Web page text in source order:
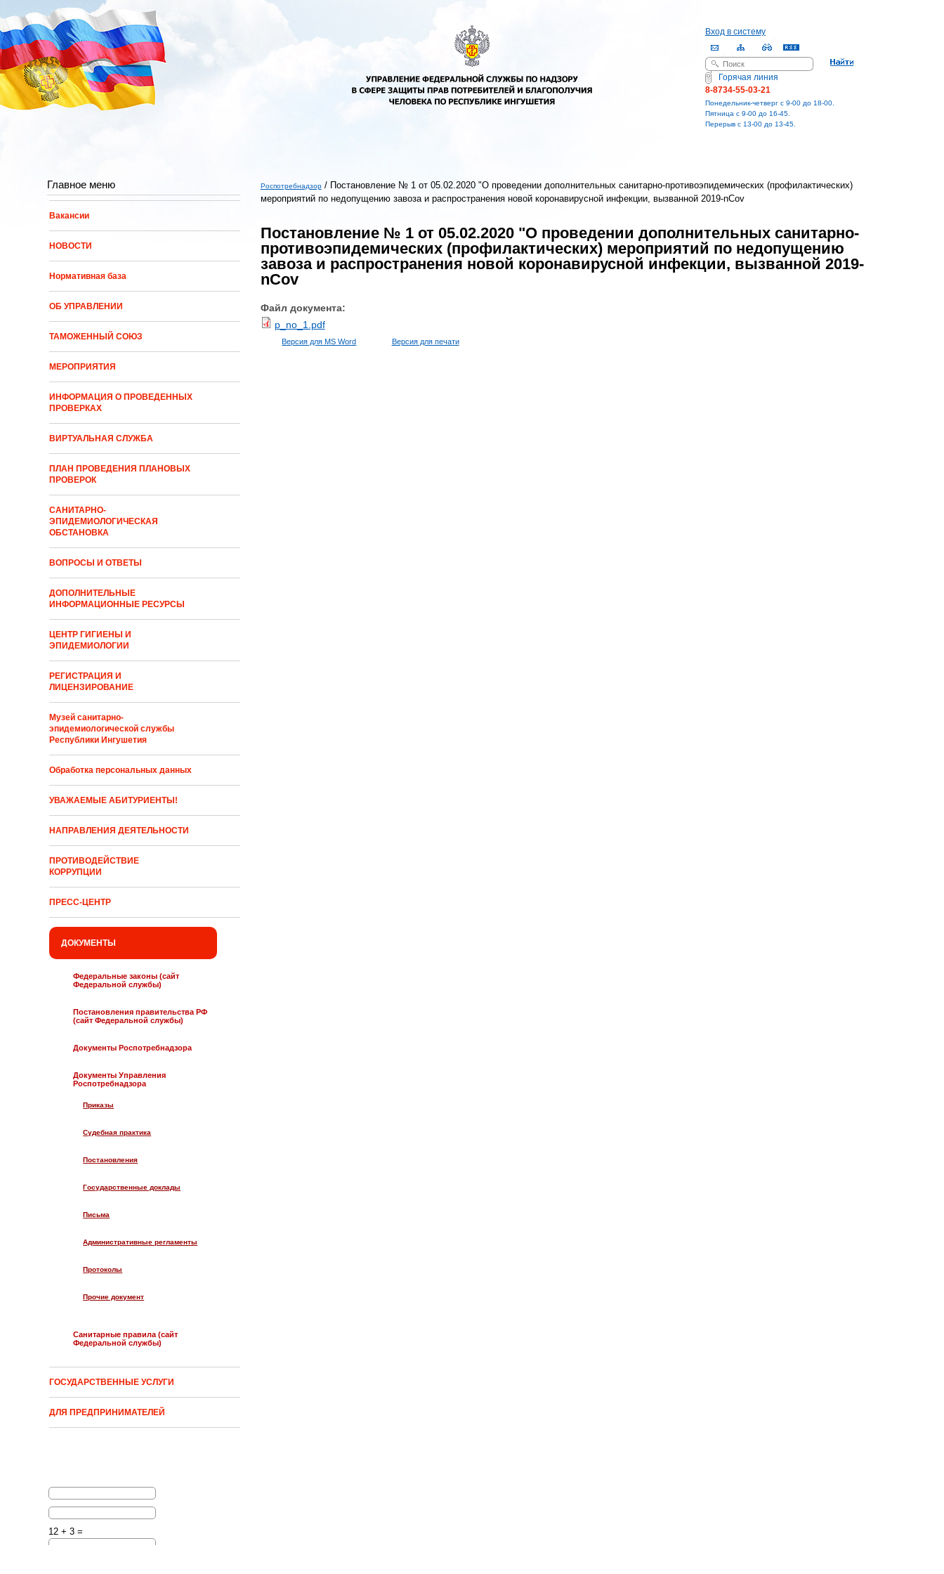
Перейти к основному содержанию
Вход в систему
Форма поиска
Поиск
Горячая линия
8-8734-55-03-21
Понедельник-четверг с 9-00 до 18-00.
Пятница с 9-00 до 16-45.
Перерыв с 13-00 до 13-45.
Главное меню
Вакансии
НОВОСТИ
Нормативная база
ОБ УПРАВЛЕНИИ
ТАМОЖЕННЫЙ СОЮЗ
МЕРОПРИЯТИЯ
ИНФОРМАЦИЯ О ПРОВЕДЕННЫХ
ПРОВЕРКАХ
ВИРТУАЛЬНАЯ СЛУЖБА
ПЛАН ПРОВЕДЕНИЯ ПЛАНОВЫХ
ПРОВЕРОК
САНИТАРНО-
ЭПИДЕМИОЛОГИЧЕСКАЯ
ОБСТАНОВКА
ВОПРОСЫ И ОТВЕТЫ
ДОПОЛНИТЕЛЬНЫЕ
ИНФОРМАЦИОННЫЕ РЕСУРСЫ
ЦЕНТР ГИГИЕНЫ И
ЭПИДЕМИОЛОГИИ
РЕГИСТРАЦИЯ И
ЛИЦЕНЗИРОВАНИЕ
Музей санитарно-
эпидемиологической службы
Республики Ингушетия
Обработка персональных данных
УВАЖАЕМЫЕ АБИТУРИЕНТЫ!
НАПРАВЛЕНИЯ ДЕЯТЕЛЬНОСТИ
ПРОТИВОДЕЙСТВИЕ
КОРРУПЦИИ
ПРЕСС-ЦЕНТР
ДОКУМЕНТЫ
Федеральные законы (сайт
Федеральной службы)
Постановления правительства РФ
(сайт Федеральной службы)
Документы Роспотребнадзора
Документы Управления
Роспотребнадзора
Приказы
Судебная практика
Постановления
Государственные доклады
Письма
Административные регламенты
Протоколы
Прочие документ
Санитарные правила (сайт
Федеральной службы)
ГОСУДАРСТВЕННЫЕ УСЛУГИ
ДЛЯ ПРЕДПРИНИМАТЕЛЕЙ
12 + 3 =
Вы здесь
Роспотребнадзор / Постановление № 1 от 05.02.2020 "О проведении дополнительных санитарно-противоэпидемических (профилактических)
мероприятий по недопущению завоза и распространения новой коронавирусной инфекции, вызванной 2019-nCov
Постановление № 1 от 05.02.2020 "О проведении дополнительных санитарно-
противоэпидемических (профилактических) мероприятий по недопущению
завоза и распространения новой коронавирусной инфекции, вызванной 2019-
nCov
Файл документа:
p_no_1.pdf
Версия для MS Word Версия для печати